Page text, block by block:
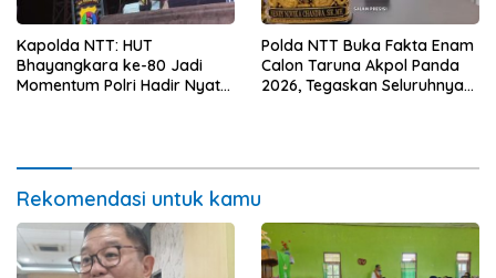
Kapolda NTT: HUT
Bhayangkara ke-80 Jadi
Momentum Polri Hadir Nyata
Polda NTT Buka Fakta Enam
Calon Taruna Akpol Panda
2026, Tegaskan Seluruhnya
Rekomendasi untuk kamu